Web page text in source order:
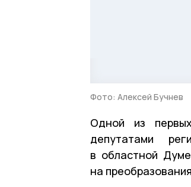
Фото: Алексей Бучнев
Одной из
депутатами
в областной
на